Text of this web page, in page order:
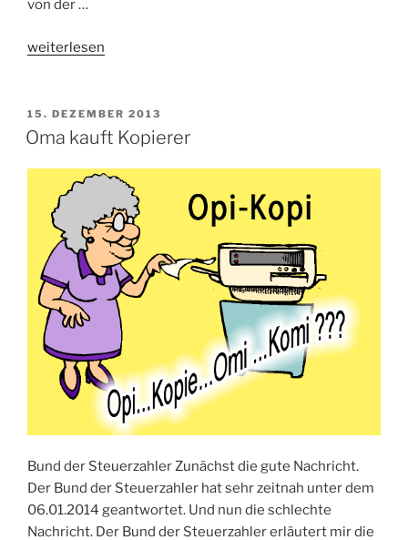
von der …
„Schnee
weiterlesen
VERÖFFENTLICHT
AM
15. DEZEMBER 2013
Oma kauft Kopierer
Bund der Steuerzahler Zunächst die gute Nachricht.
Der Bund der Steuerzahler hat sehr zeitnah unter dem
06.01.2014 geantwortet. Und nun die schlechte
Nachricht. Der Bund der Steuerzahler erläutert mir die